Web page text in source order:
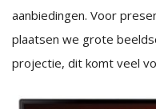
aanbiedingen. Voor
plaatsen we grote
projectie, dit komt veel